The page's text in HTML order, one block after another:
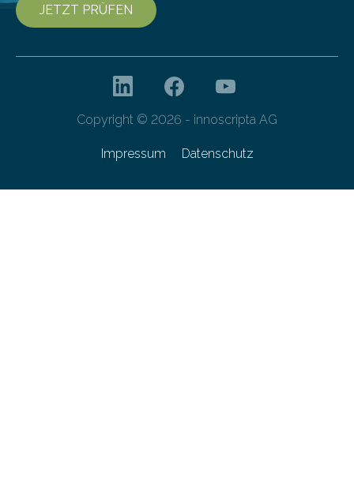
JETZT PRÜFEN
Copyright © 2026 - innoscripta AG
Impressum Datenschutz